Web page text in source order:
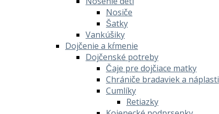
Nosiče
Šatky
Vankúšiky
Dojčenie a kŕmenie
Dojčenské potreby
Čaje pre dojčiace matky
Chrániče bradaviek a náplasti
Cumlíky
Retiazky